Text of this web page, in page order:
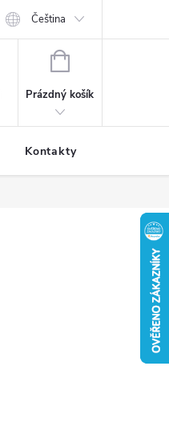
Čeština
NÁKUPNÍ
Prázdný košík
Kontakty